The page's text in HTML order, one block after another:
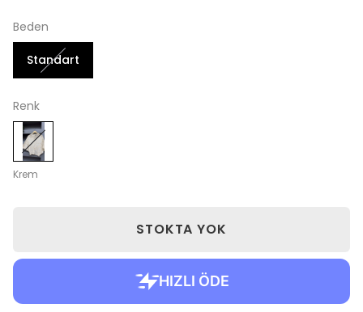
Beden
Standart
Renk
Krem
STOKTA YOK